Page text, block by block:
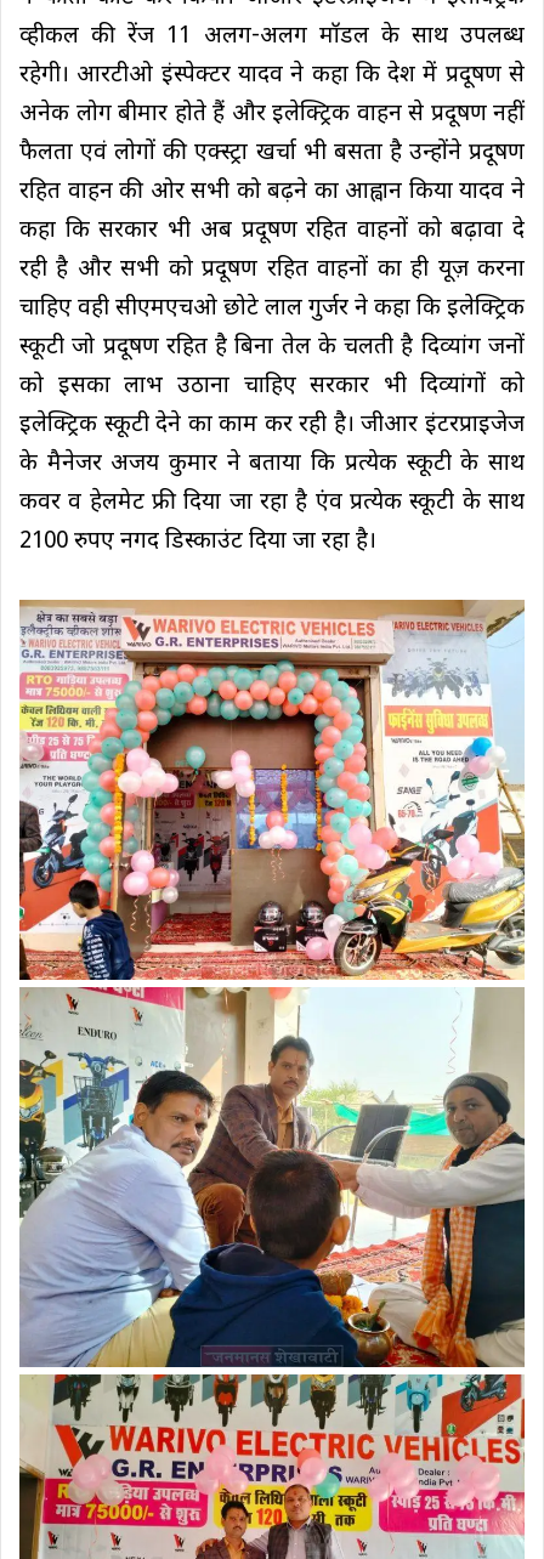
व्हीकल की रेंज 11 अलग-अलग मॉडल के साथ उपलब्ध
रहेगी। आरटीओ इंस्पेक्टर यादव ने कहा कि देश में प्रदूषण से
अनेक लोग बीमार होते हैं और इलेक्ट्रिक वाहन से प्रदूषण नहीं
फैलता एवं लोगों की एक्स्ट्रा खर्चा भी बसता है उन्होंने प्रदूषण
रहित वाहन की ओर सभी को बढ़ने का आह्वान किया यादव ने
कहा कि सरकार भी अब प्रदूषण रहित वाहनों को बढ़ावा दे
रही है और सभी को प्रदूषण रहित वाहनों का ही यूज़ करना
चाहिए वही सीएमएचओ छोटे लाल गुर्जर ने कहा कि इलेक्ट्रिक
स्कूटी जो प्रदूषण रहित है बिना तेल के चलती है दिव्यांग जनों
को इसका लाभ उठाना चाहिए सरकार भी दिव्यांगों को
इलेक्ट्रिक स्कूटी देने का काम कर रही है। जीआर इंटरप्राइजेज
के मैनेजर अजय कुमार ने बताया कि प्रत्येक स्कूटी के साथ
कवर व हेलमेट फ्री दिया जा रहा है एंव प्रत्येक स्कूटी के साथ
2100 रुपए नगद डिस्काउंट दिया जा रहा है।